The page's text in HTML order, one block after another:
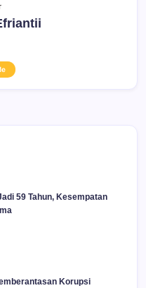
59 Tahun, Kesempatan
Korupsi